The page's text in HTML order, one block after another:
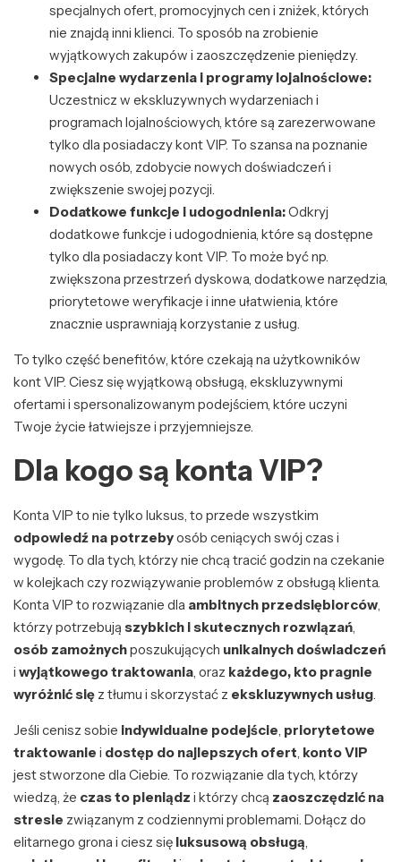
specjalnych ofert, promocyjnych cen i zniżek, których
nie znajdą inni klienci. To sposób na zrobienie
wyjątkowych zakupów i zaoszczędzenie pieniędzy.
Specjalne wydarzenia i programy lojalnościowe:
Uczestnicz w ekskluzywnych wydarzeniach i
programach lojalnościowych, które są zarezerwowane
tylko dla posiadaczy kont VIP. To szansa na poznanie
nowych osób, zdobycie nowych doświadczeń i
zwiększenie swojej pozycji.
Dodatkowe funkcje i udogodnienia:Odkryj
dodatkowe funkcje i udogodnienia, które są dostępne
tylko dla posiadaczy kont VIP. To może być np.
zwiększona przestrzeń dyskowa, dodatkowe narzędzia,
priorytetowe weryfikacje i inne ułatwienia, które
znacznie usprawniają korzystanie z usług.
To tylko część benefitów, które czekają na użytkowników
kont VIP. Ciesz się wyjątkową obsługą, ekskluzywnymi
ofertami i spersonalizowanym podejściem, które uczyni
Twoje życie łatwiejsze i przyjemniejsze.
Dla kogo są konta VIP?
Konta VIP to nie tylko luksus, to przede wszystkim
odpowiedź na potrzebyosób ceniących swój czas i
wygodę. To dla tych, którzy nie chcą tracić godzin na czekanie
w kolejkach czy rozwiązywanie problemów z obsługą klienta.
Konta VIP to rozwiązanie dla ambitnych przedsiębiorców,
którzy potrzebują szybkich i skutecznych rozwiązań,
osób zamożnychposzukujących unikalnych doświadczeń
i wyjątkowego traktowania, oraz każdego, kto pragnie
wyróżnić się z tłumu i skorzystać z ekskluzywnych usług.
Jeśli cenisz sobie indywidualne podejście, priorytetowe
traktowanie i dostęp do najlepszych ofert, konto VIP
jest stworzone dla Ciebie. To rozwiązanie dla tych, którzy
wiedzą, że czas to pieniądz i którzy chcą zaoszczędzić na
stresie związanym z codziennymi problemami. Dołącz do
elitarnego grona i ciesz się luksusową obsługą,